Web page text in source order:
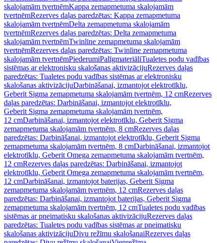
skalojamām tvertnēmKappa zemapmetuma skalojamām
tvertnēmRezerves daļas paredzētas: Kappa zemapmetuma
skalojamām tvertnēmDelta zemapmetuma skalojamām
tvertnēmRezerves daļas paredzētas: Delta zemapmetuma
skalojamām tvertnēmTwinline zemapmetuma skalojamām
tvertnēmRezerves daļas paredzētas: Twinline zemapmetuma
skalojamām tvertnēmPiederumiPalīgmateriāliTualetes podu vadības
sistēmas ar elektronisku skalošanas aktivizācijuRezerves daļas
paredzētas: Tualetes podu vadības sistēmas ar elektronisku
skalošanas aktivizācijuDarbināšanai, izmantojot elektrotīklu,
Geberit Sigma zemapmetuma skalojamām tvertnēm, 12 cmRezerves
daļas paredzētas: Darbināšanai, izmantojot elektrotīklu,
Geberit Sigma zemapmetuma skalojamām tvertnēm,
12 cmDarbināšanai, izmantojot elektrotīklu, Geberit Sigma
zemapmetuma skalojamām tvertnēm, 8 cmRezerves daļas
paredzētas: Darbināšanai, izmantojot elektrotīklu, Geberit Sigma
zemapmetuma skalojamām tvertnēm, 8 cmDarbināšanai, izmantojot
elektrotīklu, Geberit Omega zemapmetuma skalojamām tvertnēm,
12 cmRezerves daļas paredzētas: Darbināšanai, izmantojot
elektrotīklu, Geberit Omega zemapmetuma skalojamām tvertnēm,
12 cmDarbināšanai, izmantojot baterijas, Geberit Sigma
zemapmetuma skalojamām tvertnēm, 12 cmRezerves daļas
paredzētas: Darbināšanai, izmantojot baterijas, Geberit Sigma
zemapmetuma skalojamām tvertnēm, 12 cmTualetes podu vadības
sistēmas ar pneimatisku skalošanas aktivizācijuRezerves daļas
paredzētas: Tualetes podu vadības sistēmas ar pneimatisku
skalošanas aktivizācijuDivu režīmu skalošanaiRezerves daļas